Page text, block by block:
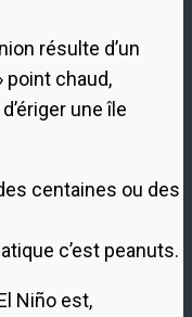
résulte d’un
point chaud,
une île
centaines ou des
c’est peanuts.
Niño est,